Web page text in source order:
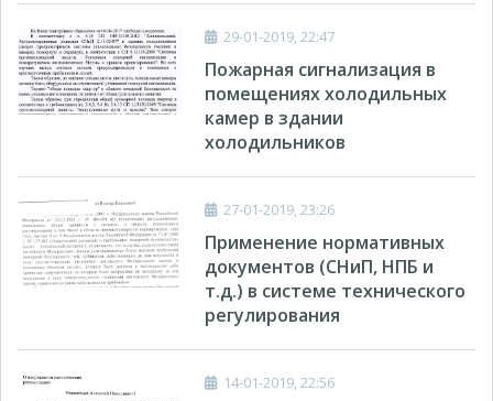
29-01-2019, 22:47
Пожарная сигнализация в
помещениях холодильных
камер в здании
холодильников
27-01-2019, 23:26
Применение нормативных
документов (СНиП, НПБ и
т.д.) в системе технического
регулирования
14-01-2019, 22:56